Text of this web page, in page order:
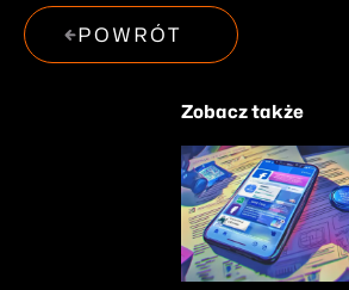
POWRÓT
Zobacz także